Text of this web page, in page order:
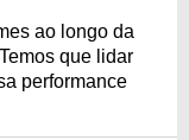
ao longo da
que lidar
performance